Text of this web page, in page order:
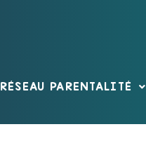
PARENTALITÉ